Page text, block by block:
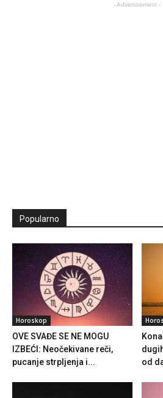
- Advertisement -
Popularno
Horoskop
OVE SVAĐE SE NE MOGU
IZBEĆI: Neočekivane reči,
pucanje strpljenja i...
od